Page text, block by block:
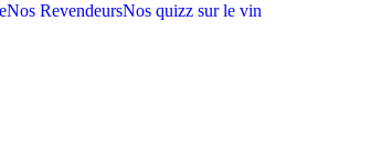
Nos RevendeursNos quizz sur le vin